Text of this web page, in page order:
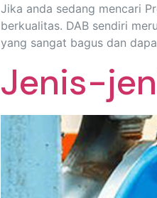
Jika anda sedang mencari
berkualitas. DAB sendiri
yang sangat bagus dan
Jenis-